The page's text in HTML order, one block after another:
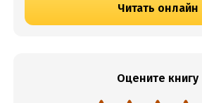
Читать онлайн
Оцените книгу